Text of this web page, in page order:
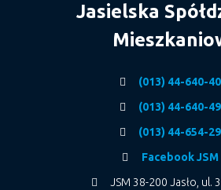
Jasielska
(013) 44-640-40
(013) 44-640-49
(013) 44-654-29
Facebook JSM
JSM 38-200 Jasło, ul.